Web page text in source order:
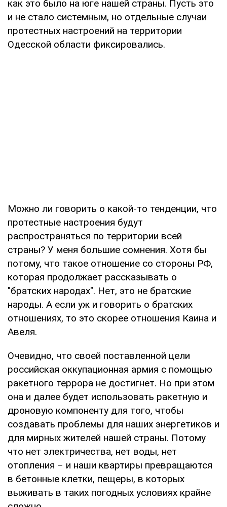
как это было на юге нашей страны. Пусть это
и не стало системным, но отдельные случаи
протестных настроений на территории
Одесской области фиксировались.
Можно ли говорить о какой-то тенденции, что
протестные настроения будут
распространяться по территории всей
страны? У меня большие сомнения. Хотя бы
потому, что такое отношение со стороны РФ,
которая продолжает рассказывать о
"братских народах". Нет, это не братские
народы. А если уж и говорить о братских
отношениях, то это скорее отношения Каина и
Авеля.
Очевидно, что своей поставленной цели
российская оккупационная армия с помощью
ракетного террора не достигнет. Но при этом
она и далее будет использовать ракетную и
дроновую компоненту для того, чтобы
создавать проблемы для наших энергетиков и
для мирных жителей нашей страны. Потому
что нет электричества, нет воды, нет
отопления – и наши квартиры превращаются
в бетонные клетки, пещеры, в которых
выживать в таких погодных условиях крайне